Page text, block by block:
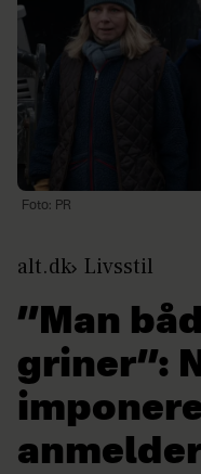
Foto: PR
alt.dk Livsstil
”Man
griner”: